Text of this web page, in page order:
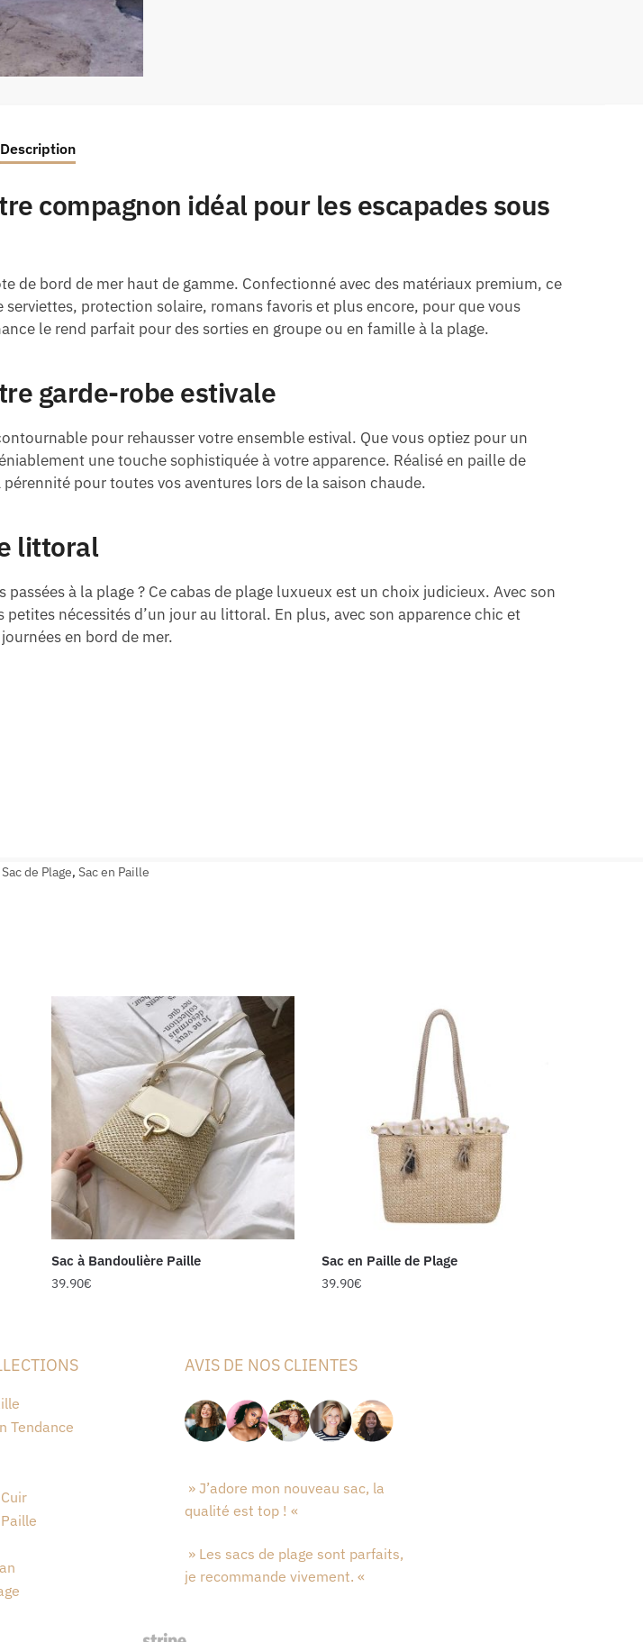
Description
compagnon idéal pour les escapades sous
de bord de mer haut de gamme. Confectionné avec des matériaux premium, ce
protection solaire, romans favoris et plus encore, pour que vous
le rend parfait pour des sorties en groupe ou en famille à la plage.
garde-robe estivale
pour rehausser votre ensemble estival. Que vous optiez pour un
une touche sophistiquée à votre apparence. Réalisé en paille de
pour toutes vos aventures lors de la saison chaude.
littoral
à la plage ? Ce cabas de plage luxueux est un choix judicieux. Avec son
nécessités d’un jour au littoral. En plus, avec son apparence chic et
en bord de mer.
Sac de Plage, Sac en Paille
Sac à Bandoulière Paille
39.90€
Sac en Paille de Plage
39.90€
Tendance
AVIS DE NOS CLIENTES
» J’adore mon nouveau sac, la
qualité est top ! «
» Les sacs de plage sont parfaits,
je recommande vivement. «